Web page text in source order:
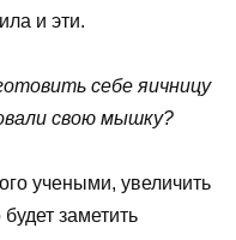
и эти.
себе яичницу
свою мышку?
учеными, увеличить
заметить